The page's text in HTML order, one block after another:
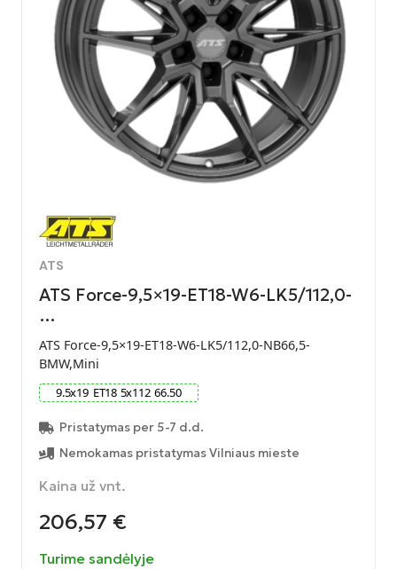
ATS
ATS Force-9,5×19-ET18-W6-LK5/112,0-
…
ATS Force-9,5×19-ET18-W6-LK5/112,0-NB66,5-
BMW,Mini
9.5x19 ET18 5x112 66.50
Pristatymas per 5-7 d.d.
Nemokamas pristatymas Vilniaus mieste
Kaina už vnt.
206,57 €
Turime sandėlyje